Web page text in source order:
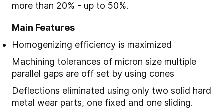
more than 20% - up to 50%.
Main Features
Homogenizing efficiency is maximized
Machining tolerances of micron size multiple
parallel gaps are off set by using cones
Deflections eliminated using only two solid hard
metal wear parts, one fixed and one sliding.